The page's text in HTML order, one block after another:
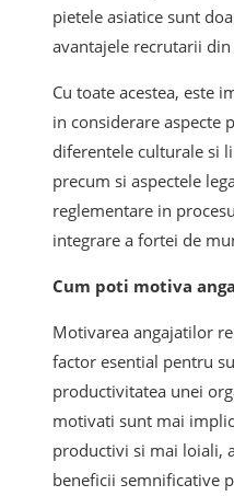
pietele asiatice sunt
avantajele recrutarii din
Cu toate acestea, este
in considerare aspecte
diferentele culturale si
precum si aspectele
reglementare in
integrare a fortei de
Cum poti motiva
Motivarea angajatilor
factor esential pentru
productivitatea unei
motivati sunt mai
productivi si mai loiali,
beneficii semnificative